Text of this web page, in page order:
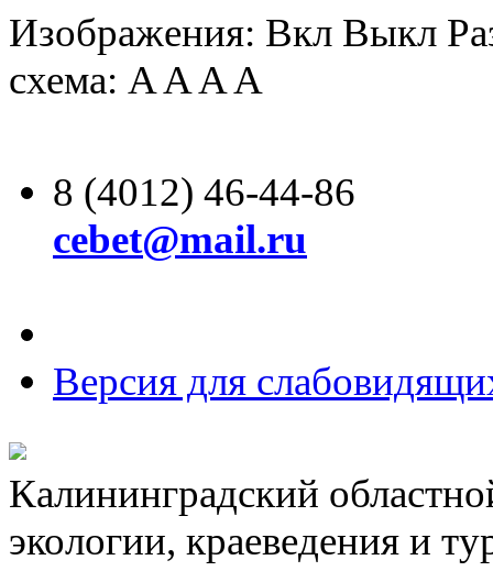
Изображения: Вкл Выкл
схема: AAAA
8 (4012) 46-44-86
cebet@mail.ru
Версия для
Калининградский
экологии, краеведения и